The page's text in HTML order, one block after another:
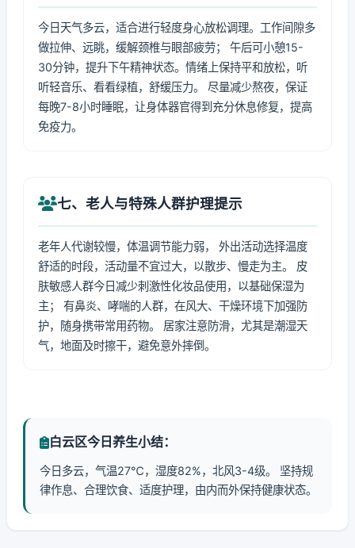
今日天气多云，适合进行轻度身心放松调理。工作间隙多
做拉伸、远眺，缓解颈椎与眼部疲劳； 午后可小憩15-
30分钟，提升下午精神状态。情绪上保持平和放松，听
听轻音乐、看看绿植，舒缓压力。 尽量减少熬夜，保证
每晚7-8小时睡眠，让身体器官得到充分休息修复，提高
免疫力。
七、老人与特殊人群护理提示
老年人代谢较慢，体温调节能力弱， 外出活动选择温度
舒适的时段，活动量不宜过大，以散步、慢走为主。 皮
肤敏感人群今日减少刺激性化妆品使用，以基础保湿为
主； 有鼻炎、哮喘的人群，在风大、干燥环境下加强防
护，随身携带常用药物。 居家注意防滑，尤其是潮湿天
气，地面及时擦干，避免意外摔倒。
白云区今日养生小结：
今日多云，气温27℃，湿度82%，北风3-4级。 坚持规
律作息、合理饮食、适度护理，由内而外保持健康状态。